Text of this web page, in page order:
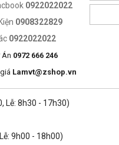
0922022022
0908322829
0922022022
Án 0972 666 246
Lamvt@zshop.vn
Lễ: 8h30 - 17h30)
9h00 - 18h00)